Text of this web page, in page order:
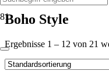
Boho Style
Ergebnisse 1 – 12 von 21